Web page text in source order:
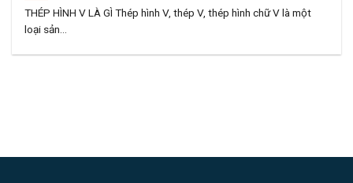
THÉP HÌNH V LÀ GÌ Thép hình V, thép V, thép hình chữ V là một
loại sản...